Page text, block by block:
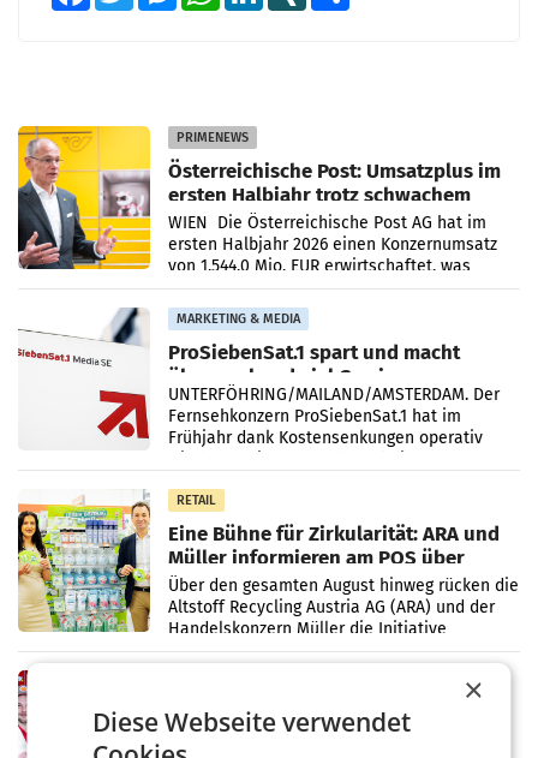
PRIMENEWS
Österreichische Post: Umsatzplus im
ersten Halbjahr trotz schwachem
Briefgeschäft
WIEN Die Österreichische Post AG hat im
ersten Halbjahr 2026 einen Konzernumsatz
von 1.544,0 Mio. EUR erwirtschaftet, was
einem Plus von 3,8 Prozent gegenüber dem
Vergleichszeitraum
MARKETING & MEDIA
ProSiebenSat.1 spart und macht
überraschend viel Gewinn
UNTERFÖHRING/MAILAND/AMSTERDAM. Der
Fernsehkonzern ProSiebenSat.1 hat im
Frühjahr dank Kostensenkungen operativ
RETAIL
Eine Bühne für Zirkularität: ARA und
Müller informieren am POS über
Kreislauffähigkeit
Über den gesamten August hinweg rücken die
Altstoff Recycling Austria AG (ARA) und der
Handelskonzern Müller die Initiative
„Kreislauf-Helden“ in allen österreichischen
Penny modernisiert zwei Filialen in
Ober- und Niederösterreich
×
Diese Webseite verwendet